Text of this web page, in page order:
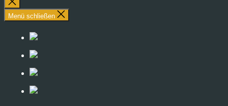
schließen
Menü schließen